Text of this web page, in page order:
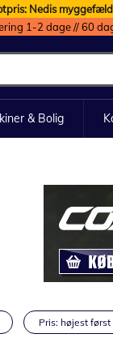
Nedis
1-2 dage // 60
& Bolig
Pris: højest først